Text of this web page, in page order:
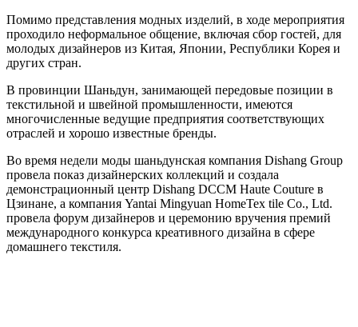
Помимо представления модных изделий, в ходе мероприятия
проходило неформальное общение, включая сбор гостей, для
молодых дизайнеров из Китая, Японии, Республики Корея и
других стран.
В провинции Шаньдун, занимающей передовые позиции в
текстильной и швейной промышленности, имеются
многочисленные ведущие предприятия соответствующих
отраслей и хорошо известные бренды.
Во время недели моды шаньдунская компания Dishang Group
провела показ дизайнерских коллекций и создала
демонстрационный центр Dishang DCCM Haute Couture в
Цзинане, а компания Yantai Mingyuan HomeTex tile Co., Ltd.
провела форум дизайнеров и церемонию вручения премий
международного конкурса креативного дизайна в сфере
домашнего текстиля.